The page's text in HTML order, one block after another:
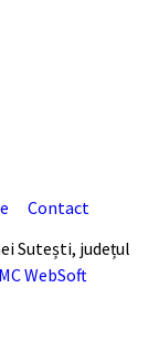
Contact
Sutești, județul
WebSoft